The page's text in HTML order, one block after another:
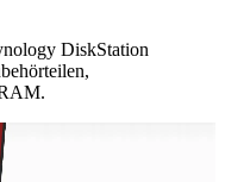
DiskStation